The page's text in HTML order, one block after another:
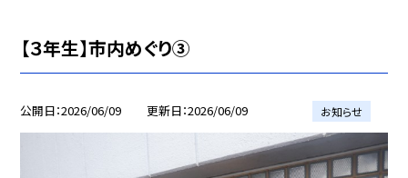
【３年生】市内めぐり③
公開日 2026/06/09 更新日 2026/06/09 お知らせ